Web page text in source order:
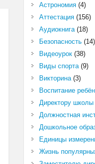
Астрономия(4)
Аттестация(156)
Аудиокнига(18)
Безопасность(14)
Видеоурок(38)
Виды спорта(9)
Викторина(3)
Воспитание
Директору школы
Должностная
Дошкольное
Единицы
Жизнь